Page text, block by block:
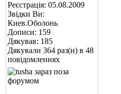
Реєстрація: 05.08.2009
Звідки Ви:
Киев.Оболонь
Дописи: 159
Дякував: 185
Дякували 364 раз(и) в 48
повідомленнях